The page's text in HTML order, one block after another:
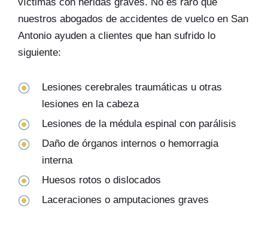
nuestros abogados de accidentes de vuelco en San
Antonio ayuden a clientes que han sufrido lo
siguiente:
Lesiones cerebrales traumáticas u otras
lesiones en la cabeza
Lesiones de la médula espinal con parálisis
Daño de órganos internos o hemorragia
interna
Huesos rotos o dislocados
Laceraciones o amputaciones graves